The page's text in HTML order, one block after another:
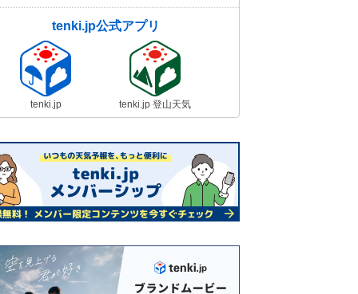
tenki.jp公式アプリ
tenki.jp tenki.jp 登山天気